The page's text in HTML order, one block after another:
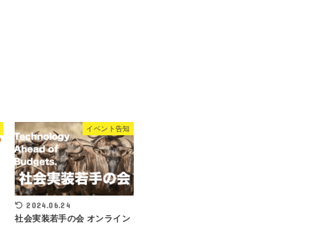
イベント告知
2024.06.24
社会実装若手の会 オンライン